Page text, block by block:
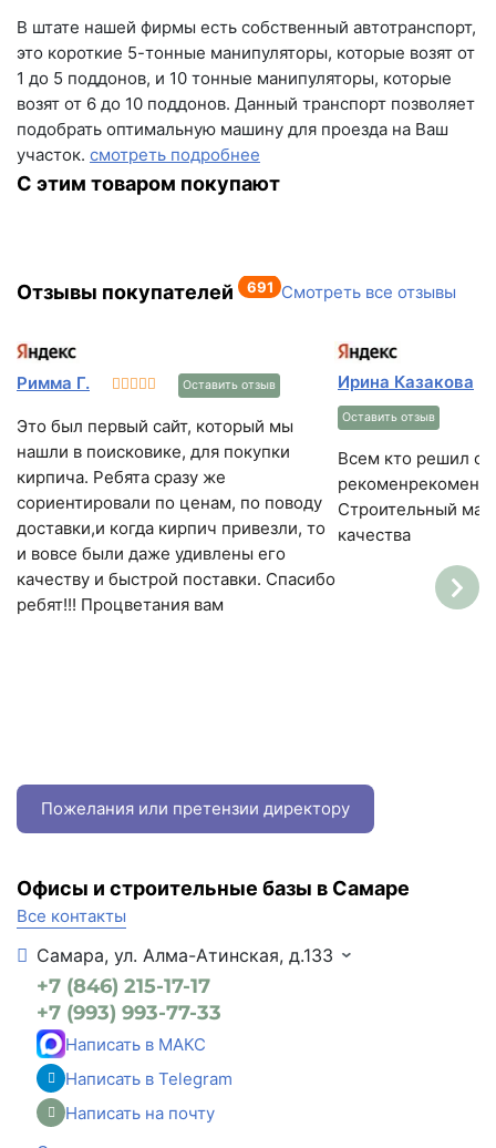
Написать в МАКС
Написать в Telegram
Написать на почту
Кол-во в машине
10 шт
В штате нашей фирмы есть собственный автотранспорт,
это короткие 5-тонные манипуляторы, которые возят от
1 до 5 поддонов, и 10 тонные манипуляторы, которые
возят от 6 до 10 поддонов. Данный транспорт позволяет
подобрать оптимальную машину для проезда на Ваш
участок. смотреть подробнее
С этим товаром покупают
Отзывы покупателей 691 Смотреть все отзывы
Римма Г. Оставить отзыв
Это был первый сайт, который мы
нашли в поисковике, для покупки
кирпича. Ребята сразу же
сориентировали по ценам, по поводу
доставки,и когда кирпич привезли, то
и вовсе были даже удивлены его
качеству и быстрой поставки. Спасибо
ребят!!! Процветания вам
Ирина Казакова
Оставить отзыв
Всем кто решил
Строительный
качества
Пожелания или претензии директору
Офисы и строительные базы в Самаре
Все контакты
Самара, ул. Алма-Атинская, д.133
+7 (846) 215-17-17
+7 (993) 993-77-33
Написать в МАКС
Написать в Telegram
Написать на почту